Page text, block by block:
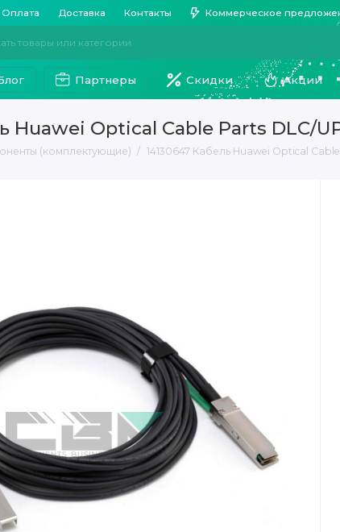
Оплата Доставка Контакты Коммерческое
Партнеры Скидки Акции
Huawei Optical Cable Parts DLC/
(комплектующие) 14130647 Кабель Huawei Optical